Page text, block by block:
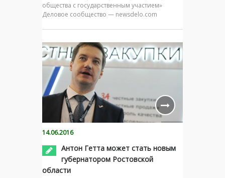
общества с государственным участием»
Деловое сообщество — newsdelo.com
14.06.2016
Антон Гетта может стать новым
губернатором Ростовской
области